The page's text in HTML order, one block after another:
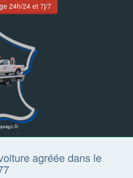
24h/24 et 7j/7
agréée dans le